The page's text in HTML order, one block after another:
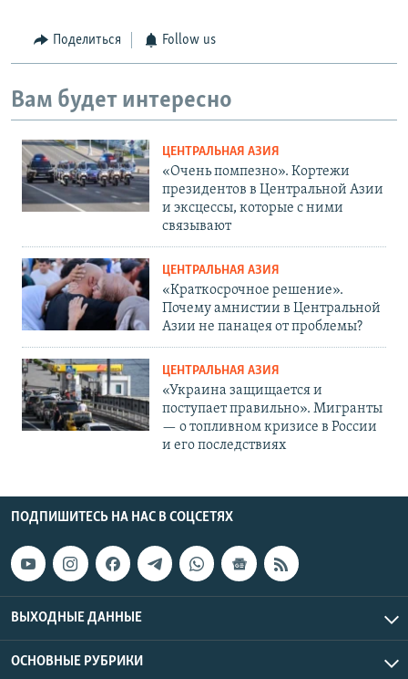
Поделиться Follow us
Вам будет интересно
ЦЕНТРАЛЬНАЯ АЗИЯ
«Очень помпезно». Кортежи
президентов в Центральной Азии
и эксцессы, которые с ними
связывают
ЦЕНТРАЛЬНАЯ АЗИЯ
«Краткосрочное решение».
Почему амнистии в Центральной
Азии не панацея от проблемы?
ЦЕНТРАЛЬНАЯ АЗИЯ
«Украина защищается и
поступает правильно». Мигранты
— о топливном кризисе в России
и его последствиях
ПОДПИШИТЕСЬ НА НАС В СОЦСЕТЯХ
ВЫХОДНЫЕ ДАННЫЕ
ОСНОВНЫЕ РУБРИКИ